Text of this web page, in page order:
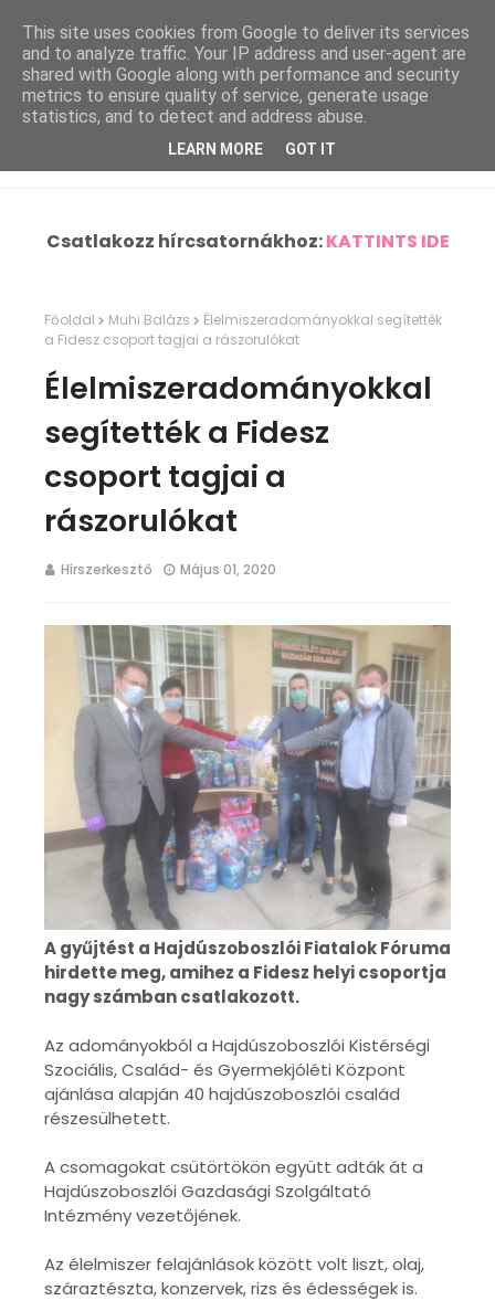
Csatlakozz hírcsatornákhoz:KATTINTS IDE
Főoldal Muhi Balázs
Élelmiszeradományokkal segítették
a Fidesz csoport tagjai a rászorulókat
Élelmiszeradományokkal
segítették a Fidesz
csoport tagjai a
rászorulókat
Hírszerkesztő Május 01, 2020
A gyűjtést a Hajdúszoboszlói Fiatalok Fóruma
hirdette meg, amihez a Fidesz helyi csoportja
nagy számban csatlakozott.
Az adományokból a Hajdúszoboszlói Kistérségi
Szociális, Család- és Gyermekjóléti Központ
ajánlása alapján 40 hajdúszoboszlói család
részesülhetett.
A csomagokat csütörtökön együtt adták át a
Hajdúszoboszlói Gazdasági Szolgáltató
Intézmény vezetőjének.
Az élelmiszer felajánlások között volt liszt, olaj,
száraztészta, konzervek, rizs és édességek is.
This site uses cookies from Google to deliver its services
and to analyze traffic. Your IP address and user-agent are
shared with Google along with performance and security
metrics to ensure quality of service, generate usage
statistics, and to detect and address abuse.
LEARN MORE GOT IT